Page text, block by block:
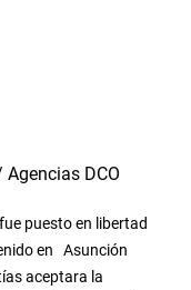
DCO
puesto en libertad
en Asunción
aceptara la